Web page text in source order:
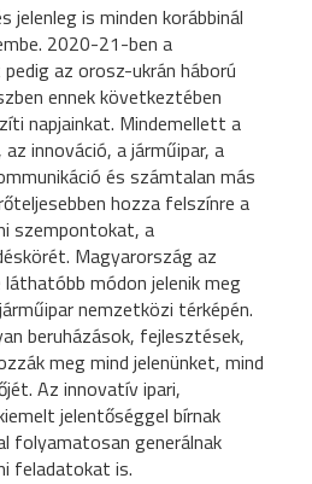
jelenleg is minden korábbinál
2020-21-ben a
az orosz-ukrán háború
ennek következtében
napjainkat. Mindemellett a
innováció, a járműipar, a
és számtalan más
hozza felszínre a
szempontokat, a
Magyarország az
módon jelenik meg
nemzetközi térképén.
beruházások, fejlesztések,
meg mind jelenünket, mind
Az innovatív ipari,
jelentőséggel bírnak
folyamatosan generálnak
feladatokat is.